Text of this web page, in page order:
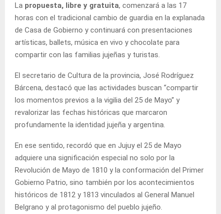
La propuesta, libre y gratuita, comenzará a las 17
horas con el tradicional cambio de guardia en la explanada
de Casa de Gobierno y continuará con presentaciones
artísticas, ballets, música en vivo y chocolate para
compartir con las familias jujeñas y turistas.
El secretario de Cultura de la provincia, José Rodríguez
Bárcena, destacó que las actividades buscan “compartir
los momentos previos a la vigilia del 25 de Mayo” y
revalorizar las fechas históricas que marcaron
profundamente la identidad jujeña y argentina.
En ese sentido, recordó que en Jujuy el 25 de Mayo
adquiere una significación especial no solo por la
Revolución de Mayo de 1810 y la conformación del Primer
Gobierno Patrio, sino también por los acontecimientos
históricos de 1812 y 1813 vinculados al General Manuel
Belgrano y al protagonismo del pueblo jujeño.